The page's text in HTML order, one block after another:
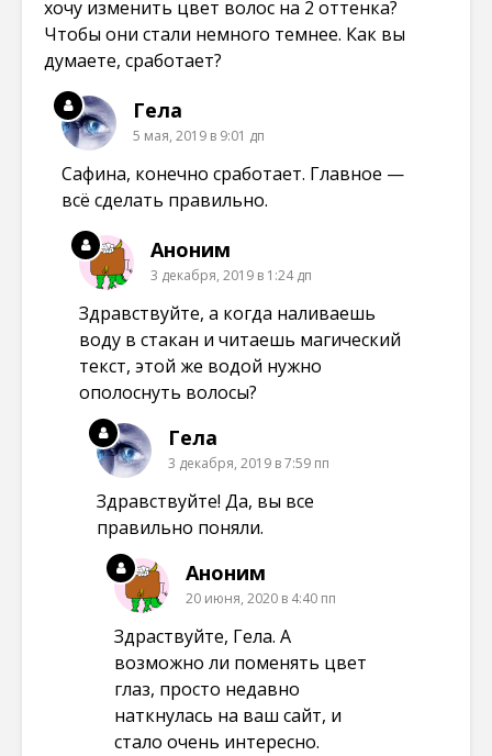
хочу изменить цвет волос на 2 оттенка?
Чтобы они стали немного темнее. Как вы
думаете, сработает?
Гела
5 мая, 2019 в 9:01 дп
Сафина, конечно сработает. Главное —
всё сделать правильно.
Аноним
3 декабря, 2019 в 1:24 дп
Здравствуйте, а когда наливаешь
воду в стакан и читаешь магический
текст, этой же водой нужно
ополоснуть волосы?
Гела
3 декабря, 2019 в 7:59 пп
Здравствуйте! Да, вы все
правильно поняли.
Аноним
20 июня, 2020 в 4:40 пп
Здраствуйте, Гела. А
возможно ли поменять цвет
глаз, просто недавно
наткнулась на ваш сайт, и
стало очень интересно.